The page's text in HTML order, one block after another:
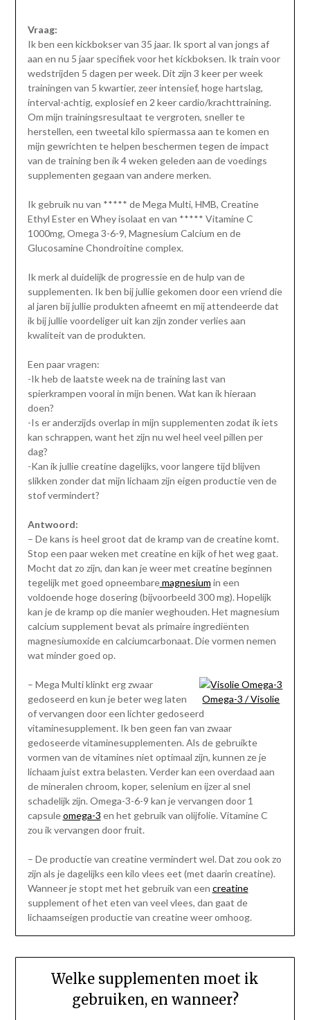
Vraag:
Ik ben een kickbokser van 35 jaar. Ik sport al van jongs af
aan en nu 5 jaar specifiek voor het kickboksen. Ik train voor
wedstrijden 5 dagen per week. Dit zijn 3 keer per week
trainingen van 5 kwartier, zeer intensief, hoge hartslag,
interval-achtig, explosief en 2 keer cardio/krachttraining.
Om mijn trainingsresultaat te vergroten, sneller te
herstellen, een tweetal kilo spiermassa aan te komen en
mijn gewrichten te helpen beschermen tegen de impact
van de training ben ik 4 weken geleden aan de voedings
supplementen gegaan van andere merken.
Ik gebruik nu van ***** de Mega Multi, HMB, Creatine
Ethyl Ester en Whey isolaat en van ***** Vitamine C
1000mg, Omega 3-6-9, Magnesium Calcium en de
Glucosamine Chondroitine complex.
Ik merk al duidelijk de progressie en de hulp van de
supplementen. Ik ben bij jullie gekomen door een vriend die
al jaren bij jullie produkten afneemt en mij attendeerde dat
ik bij jullie voordeliger uit kan zijn zonder verlies aan
kwaliteit van de produkten.
Een paar vragen:
-Ik heb de laatste week na de training last van
spierkrampen vooral in mijn benen. Wat kan ik hieraan
doen?
-Is er anderzijds overlap in mijn supplementen zodat ik iets
kan schrappen, want het zijn nu wel heel veel pillen per
dag?
-Kan ik jullie creatine dagelijks, voor langere tijd blijven
slikken zonder dat mijn lichaam zijn eigen productie ven de
stof vermindert?
Antwoord:
– De kans is heel groot dat de kramp van de creatine komt.
Stop een paar weken met creatine en kijk of het weg gaat.
Mocht dat zo zijn, dan kan je weer met creatine beginnen
tegelijk met goed opneembaremagnesium in een
voldoende hoge dosering (bijvoorbeeld 300 mg). Hopelijk
kan je de kramp op die manier weghouden. Het magnesium
calcium supplement bevat als primaire ingrediënten
magnesiumoxide en calciumcarbonaat. Die vormen nemen
wat minder goed op.
Omega-3 / Visolie
– Mega Multi klinkt erg zwaar
gedoseerd en kun je beter weg laten
of vervangen door een lichter gedoseerd
vitaminesupplement. Ik ben geen fan van zwaar
gedoseerde vitaminesupplementen. Als de gebruikte
vormen van de vitamines niet optimaal zijn, kunnen ze je
lichaam juist extra belasten. Verder kan een overdaad aan
de mineralen chroom, koper, selenium en ijzer al snel
schadelijk zijn. Omega-3-6-9 kan je vervangen door 1
capsuleomega-3 en het gebruik van olijfolie. Vitamine C
zou ik vervangen door fruit.
– De productie van creatine vermindert wel. Dat zou ook zo
zijn als je dagelijks een kilo vlees eet (met daarin creatine).
Wanneer je stopt met het gebruik van een creatine
supplement of het eten van veel vlees, dan gaat de
lichaamseigen productie van creatine weer omhoog.
Welke supplementen moet ik
gebruiken, en wanneer?